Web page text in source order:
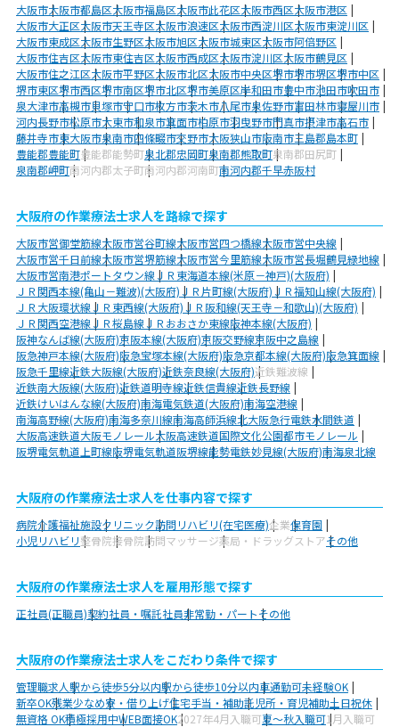
大阪市大阪市都島区大阪市福島区大阪市此花区大阪市西区大阪市港区
大阪市大正区大阪市天王寺区大阪市浪速区大阪市西淀川区大阪市東淀川区
大阪市東成区大阪市生野区大阪市旭区大阪市城東区大阪市阿倍野区
大阪市住吉区大阪市東住吉区大阪市西成区大阪市淀川区大阪市鶴見区
大阪市住之江区大阪市平野区大阪市北区大阪市中央区堺市堺市堺区堺市中区
堺市東区堺市西区堺市南区堺市北区堺市美原区岸和田市豊中市池田市吹田市
泉大津市高槻市貝塚市守口市枚方市茨木市八尾市泉佐野市富田林市寝屋川市
河内長野市松原市大東市和泉市箕面市柏原市羽曳野市門真市摂津市高石市
藤井寺市東大阪市泉南市四條畷市交野市大阪狭山市阪南市三島郡島本町
豊能郡豊能町豊能郡能勢町泉北郡忠岡町泉南郡熊取町泉南郡田尻町
泉南郡岬町南河内郡太子町南河内郡河南町南河内郡千早赤阪村
大阪府の作業療法士求人を路線で探す
大阪市営御堂筋線大阪市営谷町線大阪市営四つ橋線大阪市営中央線
大阪市営千日前線大阪市営堺筋線大阪市営今里筋線大阪市営長堀鶴見緑地線
大阪市営南港ポートタウン線ＪＲ東海道本線(米原－神戸)(大阪府)
ＪＲ関西本線(亀山－難波)(大阪府)ＪＲ片町線(大阪府)ＪＲ福知山線(大阪府)
ＪＲ大阪環状線ＪＲ東西線(大阪府)ＪＲ阪和線(天王寺－和歌山)(大阪府)
ＪＲ関西空港線ＪＲ桜島線ＪＲおおさか東線阪神本線(大阪府)
阪神なんば線(大阪府)京阪本線(大阪府)京阪交野線京阪中之島線
阪急神戸本線(大阪府)阪急宝塚本線(大阪府)阪急京都本線(大阪府)阪急箕面線
阪急千里線近鉄大阪線(大阪府)近鉄奈良線(大阪府)近鉄難波線
近鉄南大阪線(大阪府)近鉄道明寺線近鉄信貴線近鉄長野線
近鉄けいはんな線(大阪府)南海電気鉄道(大阪府)南海空港線
南海高野線(大阪府)南海多奈川線南海高師浜線北大阪急行電鉄水間鉄道
大阪高速鉄道大阪モノレール大阪高速鉄道国際文化公園都市モノレール
阪堺電気軌道上町線阪堺電気軌道阪堺線能勢電鉄妙見線(大阪府)南海泉北線
大阪府の作業療法士求人を仕事内容で探す
病院介護福祉施設クリニック訪問リハビリ(在宅医療)企業保育園
小児リハビリ整骨院接骨院訪問マッサージ薬局・ドラッグストアその他
大阪府の作業療法士求人を雇用形態で探す
正社員(正職員)契約社員・嘱託社員非常勤・パートその他
大阪府の作業療法士求人をこだわり条件で探す
管理職求人駅から徒歩5分以内駅から徒歩10分以内車通勤可未経験OK
新卒OK残業少なめ寮・借り上げ住宅手当・補助託児所・育児補助土日祝休
無資格 OK積極採用中WEB面接OK2027年4月入職可夏～秋入職可1月入職可